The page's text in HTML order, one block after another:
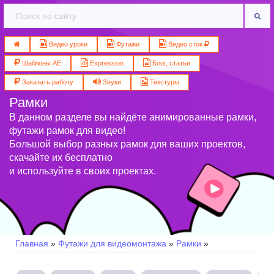
Видео уроки Футажи Видео сток
Шаблоны AE Expression Блог, статьи
Заказать работу Звуки Текстуры
Рамки
В данном разделе вы найдёте анимированные рамки,
футажи рамок для видео!
Большой выбор разных рамок для ваших проектов,
скачайте их бесплатно
и используйте в своих проектах.
Главная » Футажи для видеомонтажа » Рамки »